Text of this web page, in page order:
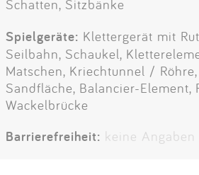
Schatten, Sitzbänke
Spielgeräte: Klettergerät mit
Seilbahn, Schaukel,
Matschen, Kriechtunnel /
Sandfläche, Balancier-Element,
Wackelbrücke
Barrierefreiheit: keine Angaben